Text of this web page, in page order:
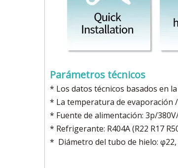
Parámetros técnicos
* Los datos técnicos basados en
* La temperatura de evaporación
* Fuente de alimentación: 3p/
* Refrigerante: R404A (R22 R17
* Diámetro del tubo de hielo: